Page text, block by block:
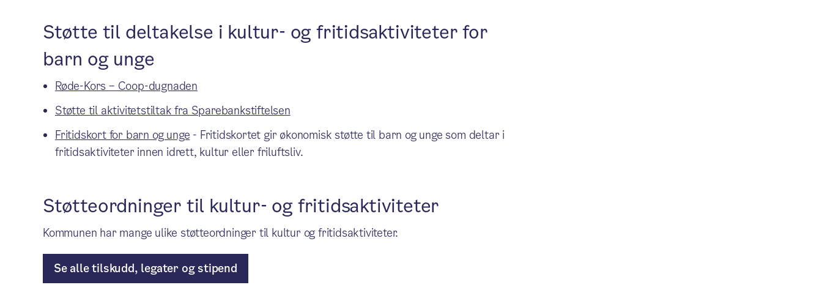
Støtte til deltakelse i kultur- og fritidsaktiviteter for
barn og unge
Røde-Kors – Coop-dugnaden
Støtte til aktivitetstiltak fra Sparebankstiftelsen
Fritidskort for barn og unge - Fritidskortet gir økonomisk støtte til barn og unge som deltar i
fritidsaktiviteter innen idrett, kultur eller friluftsliv.
Støtteordninger til kultur- og fritidsaktiviteter
Kommunen har mange ulike støtteordninger til kultur og fritidsaktiviteter.
Se alle tilskudd, legater og stipend